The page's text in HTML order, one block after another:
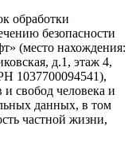
обработки
безопасности
(место нахождения:
д.1, этаж 4,
1037700094541),
свобод человека и
данных, в том
частной жизни,